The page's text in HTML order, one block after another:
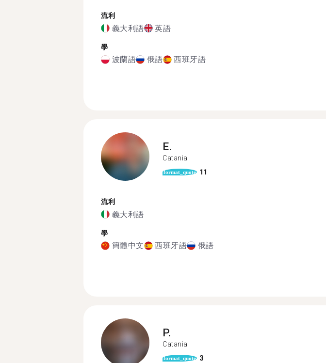
流利
義大利語 英語
學
波蘭語 俄語 西班牙語
E.
Catania
format_quote 11
流利
義大利語
學
簡體中文 西班牙語 俄語
P.
Catania
format_quote 3